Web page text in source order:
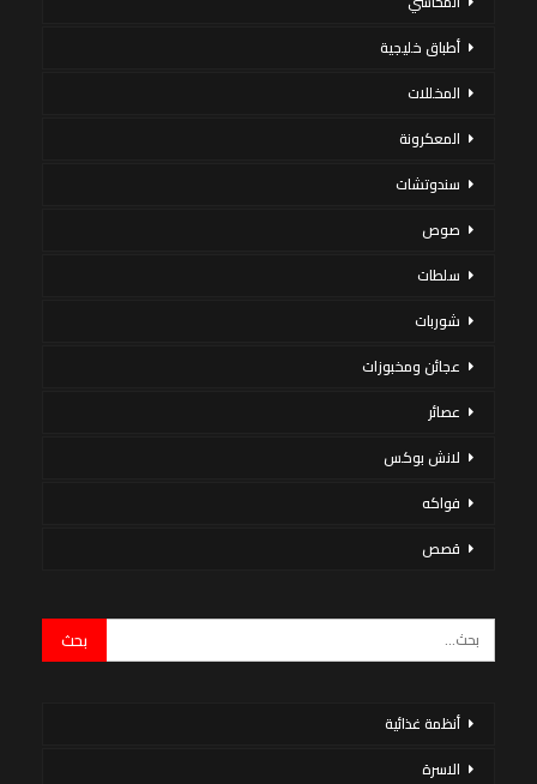
أطباق خليجية
المخللات
المعكرونة
سندوتشات
صوص
سلطات
شوربات
عجائن ومخبوزات
عصائر
لانش بوكس
فواكه
قصص
أنظمة غذائية
الاسرة